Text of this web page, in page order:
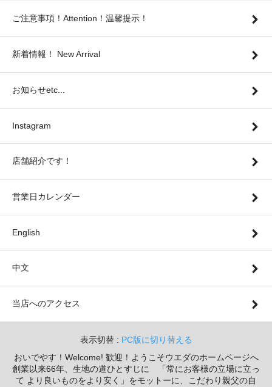
ご注意事項！Attention！温馨提示！
新着情報！ New Arrival
お知らせetc...
Instagram
店舗紹介です！
営業日カレンダー
English
中文
当店へのアクセス
表示切替 : PC版に切り替える
おいでやす！Welcome! 歓迎！ようこそウエダのホームページへ
創業以来66年、生地の道ひとすじに 「常にお客様の立場に立っ
て より良いものをより安く」をモットーに、こだわり親父の自